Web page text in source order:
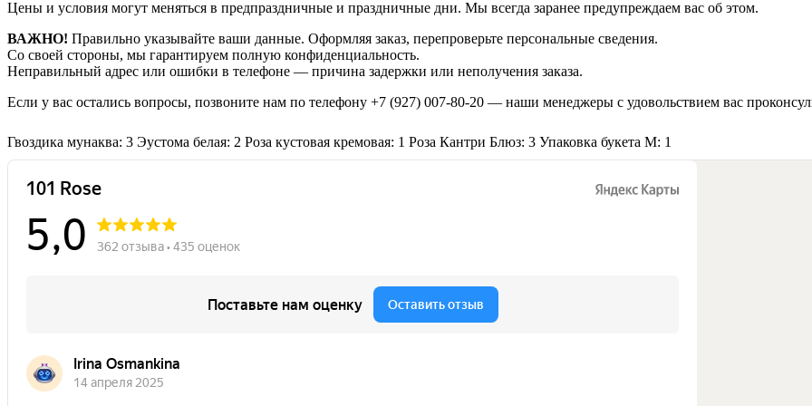
Цены и условия могут меняться в предпраздничные и праздничные дни. Мы всегда заранее предупреждаем вас об этом.
ВАЖНО! Правильно указывайте ваши данные. Оформляя заказ, перепроверьте персональные сведения.
Со своей стороны, мы гарантируем полную конфиденциальность.
Неправильный адрес или ошибки в телефоне — причина задержки или неполучения заказа.
Если у вас остались вопросы, позвоните нам по телефону +7 (927) 007-80-20 — наши менеджеры с удовольствием вас
Гвоздика мунаква: 3 Эустома белая: 2 Роза кустовая кремовая: 1 Роза Кантри Блюз: 3 Упаковка букета M: 1